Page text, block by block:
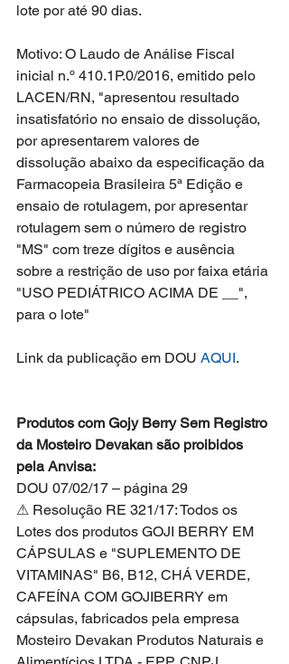
lote por até 90 dias.
Motivo: O Laudo de Análise Fiscal
inicial n.º 410.1P.0/2016, emitido pelo
LACEN/RN, "apresentou resultado
insatisfatório no ensaio de dissolução,
por apresentarem valores de
dissolução abaixo da especificação da
Farmacopeia Brasileira 5ª Edição e
ensaio de rotulagem, por apresentar
rotulagem sem o número de registro
"MS" com treze dígitos e ausência
sobre a restrição de uso por faixa etária
"USO PEDIÁTRICO ACIMA DE __",
para o lote"
Link da publicação em DOU AQUI.
Produtos com Gojy Berry Sem Registro
da Mosteiro Devakan são proibidos
pela Anvisa:
DOU 07/02/17 – página 29
⚠ Resolução RE 321/17: Todos os
Lotes dos produtos GOJI BERRY EM
CÁPSULAS e "SUPLEMENTO DE
VITAMINAS" B6, B12, CHÁ VERDE,
CAFEÍNA COM GOJIBERRY em
cápsulas, fabricados pela empresa
Mosteiro Devakan Produtos Naturais e